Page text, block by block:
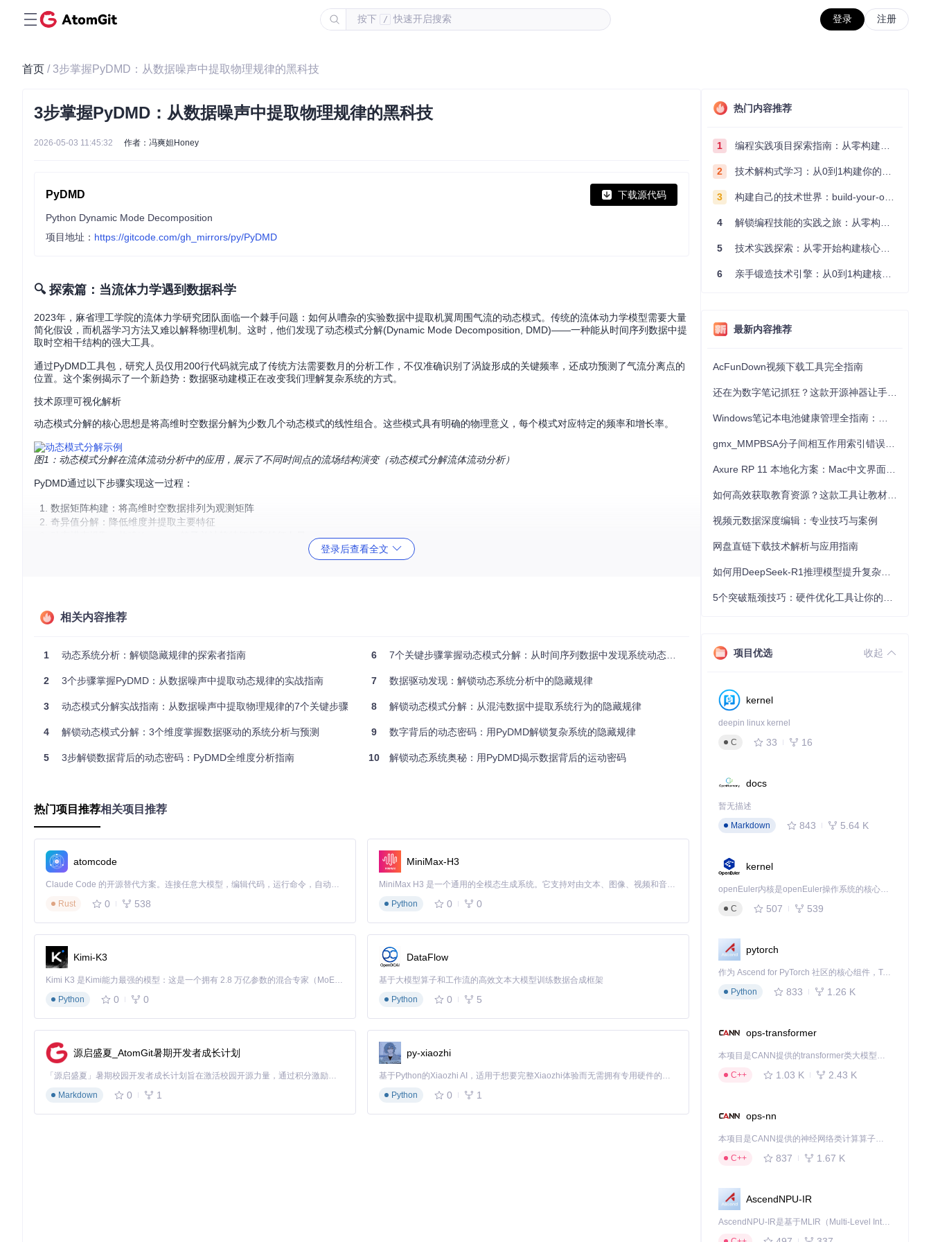
按下 / 快速开启搜索 登录 注册
首页 / 3步掌握PyDMD：从数据噪声中提取物理规律的黑科技
3步掌握PyDMD：从数据噪声中提取物理规律的黑科技
2026-05-03 11:45:32 作者：冯爽妲Honey
PyDMD 下载源代码
Python Dynamic Mode Decomposition
项目地址： https://gitcode.com/gh_mirrors/py/PyDMD
🔍 探索篇：当流体力学遇到数据科学
2023年，麻省理工学院的流体力学研究团队面临一个棘手问题：如何从嘈杂的实验数据中提取机翼周围气流的动态模式。传统的流体动力学模型需要大量
简化假设，而机器学习方法又难以解释物理机制。这时，他们发现了动态模式分解(Dynamic Mode Decomposition, DMD)——一种能从时间序列数据中提
取时空相干结构的强大工具。
通过PyDMD工具包，研究人员仅用200行代码就完成了传统方法需要数月的分析工作，不仅准确识别了涡旋形成的关键频率，还成功预测了气流分离点的
位置。这个案例揭示了一个新趋势：数据驱动建模正在改变我们理解复杂系统的方式。
技术原理可视化解析
动态模式分解的核心思想是将高维时空数据分解为少数几个动态模式的线性组合。这些模式具有明确的物理意义，每个模式对应特定的频率和增长率。
图1：动态模式分解在流体流动分析中的应用，展示了不同时间点的流场结构演变（动态模式分解流体流动分析）
PyDMD通过以下步骤实现这一过程：
数据矩阵构建：将高维时空数据排列为观测矩阵
奇异值分解：降低维度并提取主要特征
💻 实践篇：分阶段PyDMD实操指南
基本使用流程：
from pydmd import
X = np.random.randn(100, 20
dmd.fit(X)
# 查看结果
"动态模式数量:"
"模式频率:"
PyDMD提供多种高级算法变体，适应不同应用场景：
算法类型 适用场景 核心参数
优势
标准DMD
线性系统、低噪声数据
计算速度快
优化DMD
高噪声数据 opt=True, lambda_reg=1e-3
噪声鲁棒性强
多分辨率DMD
捕捉不同尺度动态
参数化DMD
含外部参数系统 theta 整合外部控制变量
登录后查看全文
相关内容推荐
1 动态系统分析：解锁隐藏规律的探索者指南
2 3个步骤掌握PyDMD：从数据噪声中提取动态规律的实战指南
3 动态模式分解实战指南：从数据噪声中提取物理规律的7个关键步骤
4 解锁动态模式分解：3个维度掌握数据驱动的系统分析与预测
5 3步解锁数据背后的动态密码：PyDMD全维度分析指南
6 7个关键步骤掌握动态模式分解：从时间序列数据中发现系统动态规律
7 数据驱动发现：解锁动态系统分析中的隐藏规律
8 解锁动态模式分解：从混沌数据中提取系统行为的隐藏规律
9 数字背后的动态密码：用PyDMD解锁复杂系统的隐藏规律
10 解锁动态系统奥秘：用PyDMD揭示数据背后的运动密码
热门项目推荐相关项目推荐
atomcode
Claude Code 的开源替代方案。连接任意大模型，编辑代码，运行命令，自动验证 — 全自动执行。用 Rust 构建，极致性能。 ｜ An open-source alternative to Claude Code. Connect any LLM, edit code, run commands, and verify changes — autonomously. Built in Rust for speed. Get Started
Rust
0 538
MiniMax-H3
MiniMax H3 是一个通用的全模态生成系统。它支持对由文本、图像、视频和音频组成的多模态上下文进行统一理解，并能生成分辨率高达 2K、时长可达 15 秒的带原生立体声音频的视频。得益于面向任务泛化的系统设计，H3 在预训练阶段就已具备广泛的多模态上下文理解与生成能力，能够出色地执行复杂的多模态指令。
Python
0 0
Kimi-K3
Kimi K3 是Kimi能力最强的模型：这是一个拥有 2.8 万亿参数的混合专家（MoE）模型，具备原生视觉理解能力，并支持 100 万 token 的上下文窗口。
Python
0 0
DataFlow
基于大模型算子和工作流的高效文本大模型训练数据合成框架
Python
0 5
源启盛夏_AtomGit暑期开发者成长计划
「源启盛夏」暑期校园开发者成长计划旨在激活校园开源力量，通过积分激励、认证扶持、资源倾斜等形式，引导高校组织和开发者完成「入驻 — 建项目 — 做贡献 — 获认证 — 得资源」的完整闭环。无论你是想带领社团入驻平台的组织者，还是希望用代码贡献证明自己的开发者，都能在这里找到属于你的成长路径。
Markdown
0 1
py-xiaozhi
基于Python的Xiaozhi AI，适用于想要完整Xiaozhi体验而无需拥有专用硬件的用户。
Python
0 1
热门内容推荐
1 编程实践项目探索指南：从零构建技术能力体系
2 技术解构式学习：从0到1构建你的编程知识体系
3 构建自己的技术世界：build-your-own-x项目的实践探索指南
4 解锁编程技能的实践之旅：从零构建你的技术世界
5 技术实践探索：从零开始构建核心系统的实践指南
6 亲手锻造技术引擎：从0到1构建核心系统的实践指南
最新内容推荐
AcFunDown视频下载工具完全指南
视频元数据深度编辑：专业技巧与案例
网盘直链下载技术解析与应用指南
项目优选 收起
kernel
deepin linux kernel
C
33 16
docs
暂无描述
Markdown
843 5.64 K
kernel
openEuler内核是openEuler操作系统的核心，既是系统性能与稳定性的基石，也是连接处理器、设备与服务的桥梁。
C
507 539
pytorch
作为 Ascend for PyTorch 社区的核心组件，TorchNPU 是昇腾专为 PyTorch 打造的深度学习适配插件，使 PyTorch 框架能够直接调用昇腾 NPU，为开发者提供昇腾 AI 处理器的超强算力。
Python
833 1.26 K
ops-transformer
本项目是CANN提供的transformer类大模型算子库，实现网络在NPU上加速计算。
C++
1.03 K 2.43 K
ops-nn
本项目是CANN提供的神经网络类计算算子库，实现网络在NPU上加速计算。
C++
837 1.67 K
AscendNPU-IR
AscendNPU-IR是基于MLIR（Multi-Level Intermediate Representation）构建的，面向昇腾亲和算子编译时使用的中间表示，提供昇腾完备表达能力，通过编译优化提升昇腾AI处理器计算效率，支持通过生态框架使能昇腾AI处理器与深度调优